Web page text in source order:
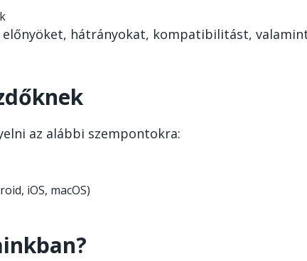
hátrányokat, kompatibilitást,
az alábbi szempontokra:
iOS, macOS)